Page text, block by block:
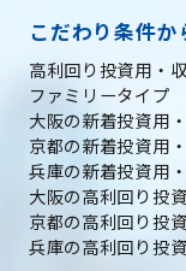
こだわり条件か
高利回り投資用・
ファミリータイプ
大阪の新着投資用
京都の新着投資用
兵庫の新着投資用
大阪の高利回り投
京都の高利回り投
兵庫の高利回り投